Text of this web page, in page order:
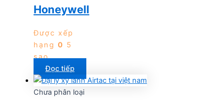
Honeywell
Được xếp
hạng 0 5
sao
Đọc tiếp
Chưa phân loại